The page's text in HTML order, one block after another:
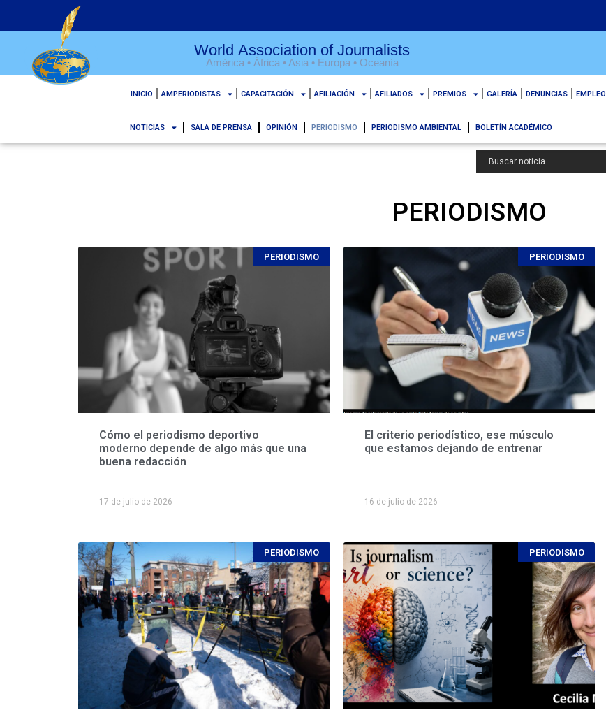
World Association of Journalists
América • África • Asia • Europa • Oceanía
INICIO AMPERIODISTAS CAPACITACIÓN AFILIACIÓN AFILIADOS PREMIOS GALERÍA DENUNCIAS EMPLEO
NOTICIAS SALA DE PRENSA OPINIÓN PERIODISMO PERIODISMO AMBIENTAL BOLETÍN ACADÉMICO
PERIODISMO
PERIODISMO
Cómo el periodismo deportivo
moderno depende de algo más que una
buena redacción
17 de julio de 2026
PERIODISMO
El criterio periodístico, ese músculo
que estamos dejando de entrenar
16 de julio de 2026
PERIODISMO PERIODISMO